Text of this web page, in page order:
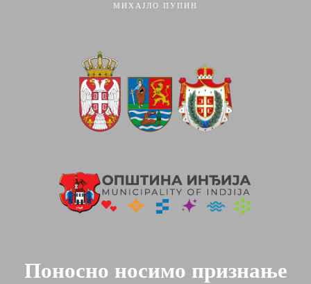
МИХАЈЛО ПУПИН
Поносно носимо признање